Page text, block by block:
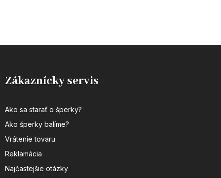
Zákaznícky servis
Ako sa starať o šperky?
Ako šperky balíme?
Vrátenie tovaru
Reklamácia
Najčastejšie otázky